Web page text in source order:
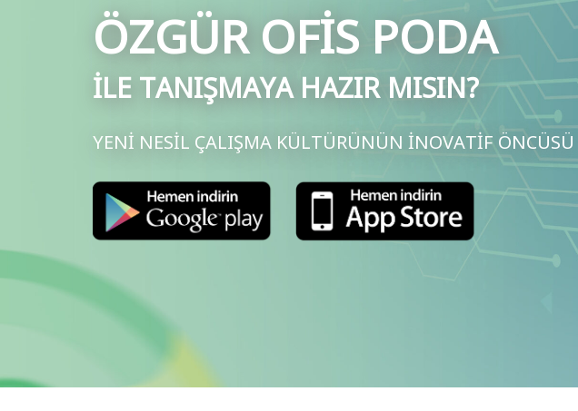
ÖZGÜR OFİS PODA
İLE TANIŞMAYA HAZIR MISIN?
YENİ NESİL ÇALIŞMA KÜLTÜRÜNÜN İNOVATİF ÖNCÜSÜ